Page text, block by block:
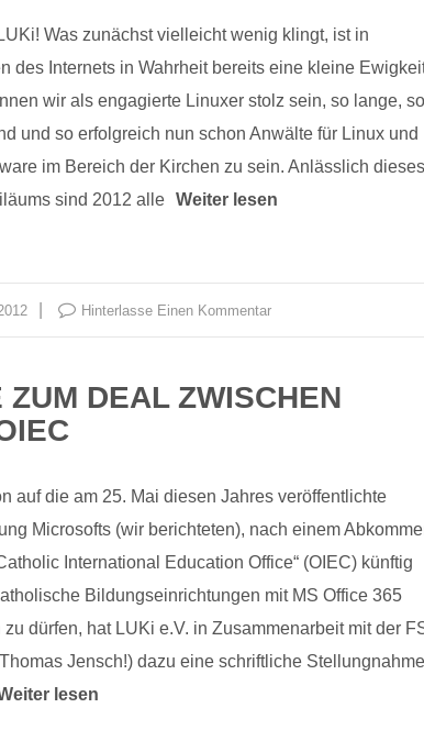
Was zunächst vielleicht wenig klingt, ist in
des Internets in Wahrheit bereits eine kleine
wir als engagierte Linuxer stolz sein, so lange, so
und so erfolgreich nun schon Anwälte für Linux und
im Bereich der Kirchen zu sein. Anlässlich dieses
sind 2012 alle Weiter lesen
Hinterlasse Einen Kommentar
DEAL ZWISCHEN
auf die am 25. Mai diesen Jahres veröffentlichte
Microsofts (wir berichteten), nach einem
International Education Office“ (OIEC) künftig
Bildungseinrichtungen mit MS Office 365
zu dürfen, hat LUKi e.V. in Zusammenarbeit mit der
Jensch!) dazu eine schriftliche Stellungnahme
lesen